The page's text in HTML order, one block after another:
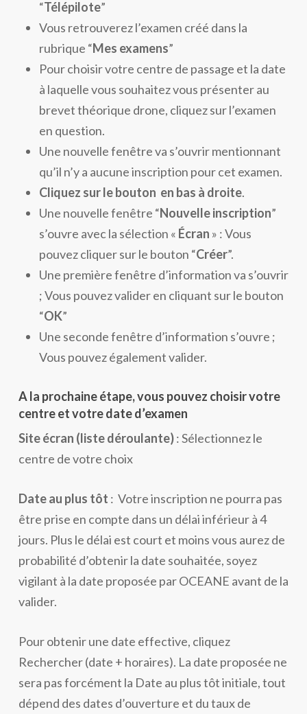
“Télépilote”
Vous retrouverez l’examen créé dans la
rubrique “Mes examens”
Pour choisir votre centre de passage et la date
à laquelle vous souhaitez vous présenter au
brevet théorique drone, cliquez sur l’examen
en question.
Une nouvelle fenêtre va s’ouvrir mentionnant
qu’il n’y a aucune inscription pour cet examen.
Cliquez sur le bouton en bas à droite.
Une nouvelle fenêtre “Nouvelle inscription”
s’ouvre avec la sélection « Écran » : Vous
pouvez cliquer sur le bouton “Créer”.
Une première fenêtre d’information va s’ouvrir
; Vous pouvez valider en cliquant sur le bouton
“OK”
Une seconde fenêtre d’information s’ouvre ;
Vous pouvez également valider.
A la prochaine étape, vous pouvez choisir votre
centre et votre date d’examen
Site écran (liste déroulante): Sélectionnez le
centre de votre choix
Date au plus tôt : Votre inscription ne pourra pas
être prise en compte dans un délai inférieur à 4
jours. Plus le délai est court et moins vous aurez de
probabilité d’obtenir la date souhaitée, soyez
vigilant à la date proposée par OCEANE avant de la
valider.
Pour obtenir une date effective, cliquez
Rechercher (date + horaires). La date proposée ne
sera pas forcément la Date au plus tôt initiale, tout
dépend des dates d’ouverture et du taux de